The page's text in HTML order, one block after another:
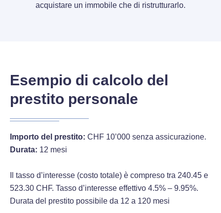
acquistare un immobile che di ristrutturarlo.
Esempio di calcolo del
prestito personale
Importo del prestito: CHF 10’000 senza assicurazione.
Durata: 12 mesi
Il tasso d’interesse (costo totale) è compreso tra 240.45 e
523.30 CHF. Tasso d’interesse effettivo 4.5% – 9.95%.
Durata del prestito possibile da 12 a 120 mesi